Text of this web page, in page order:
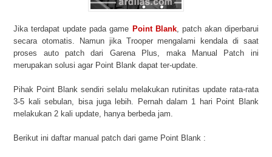
Jika terdapat update pada game Point Blank, patch akan diperbarui
secara otomatis. Namun jika Trooper mengalami kendala di saat
proses auto patch dari Garena Plus, maka Manual Patch ini
merupakan solusi agar Point Blank dapat ter-update.
Pihak Point Blank sendiri selalu melakukan rutinitas update rata-rata
3-5 kali sebulan, bisa juga lebih. Pernah dalam 1 hari Point Blank
melakukan 2 kali update, hanya berbeda jam.
Berikut ini daftar manual patch dari game Point Blank :